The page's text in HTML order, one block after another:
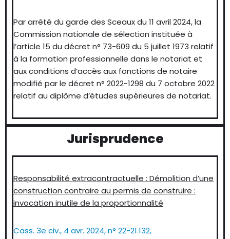
Par arrêté du garde des Sceaux du 11 avril 2024, la
Commission nationale de sélection instituée à
l’article 15 du décret n° 73-609 du 5 juillet 1973 relatif
à la formation professionnelle dans le notariat et
aux conditions d’accès aux fonctions de notaire
modifié par le décret n° 2022-1298 du 7 octobre 2022
relatif au diplôme d’études supérieures de notariat.
Jurisprudence
Responsabilité extracontractuelle : Démolition d’une
construction contraire au permis de construire :
invocation inutile de la proportionnalité
Cass. 3e civ., 4 avr. 2024, n° 22-21.132,